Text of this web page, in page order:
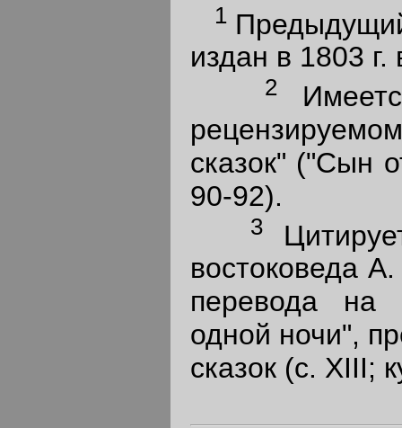
1
издан в 1803
2
сказок" ("Сын
90-92).
3
востоковеда
перевода на
одной ночи",
сказок (с. XIII;